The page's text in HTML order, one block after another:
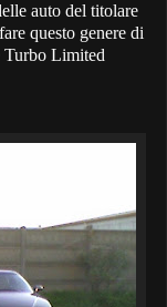
auto del titolare
questo genere di
Turbo Limited